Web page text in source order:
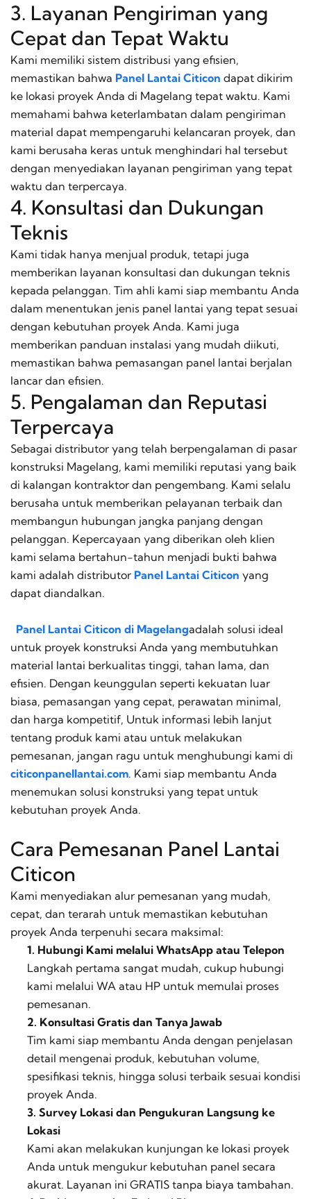
3. Layanan Pengiriman yang
Cepat dan Tepat Waktu
Kami memiliki sistem distribusi yang efisien,
memastikan bahwa Panel Lantai Citicon dapat dikirim
ke lokasi proyek Anda di Magelang tepat waktu. Kami
memahami bahwa keterlambatan dalam pengiriman
material dapat mempengaruhi kelancaran proyek, dan
kami berusaha keras untuk menghindari hal tersebut
dengan menyediakan layanan pengiriman yang tepat
waktu dan terpercaya.
4. Konsultasi dan Dukungan
Teknis
Kami tidak hanya menjual produk, tetapi juga
memberikan layanan konsultasi dan dukungan teknis
kepada pelanggan. Tim ahli kami siap membantu Anda
dalam menentukan jenis panel lantai yang tepat sesuai
dengan kebutuhan proyek Anda. Kami juga
memberikan panduan instalasi yang mudah diikuti,
memastikan bahwa pemasangan panel lantai berjalan
lancar dan efisien.
5. Pengalaman dan Reputasi
Terpercaya
Sebagai distributor yang telah berpengalaman di pasar
konstruksi Magelang, kami memiliki reputasi yang baik
di kalangan kontraktor dan pengembang. Kami selalu
berusaha untuk memberikan pelayanan terbaik dan
membangun hubungan jangka panjang dengan
pelanggan. Kepercayaan yang diberikan oleh klien
kami selama bertahun-tahun menjadi bukti bahwa
kami adalah distributor Panel Lantai Citicon yang
dapat diandalkan.
Panel Lantai Citicon di Magelangadalah solusi ideal
untuk proyek konstruksi Anda yang membutuhkan
material lantai berkualitas tinggi, tahan lama, dan
efisien. Dengan keunggulan seperti kekuatan luar
biasa, pemasangan yang cepat, perawatan minimal,
dan harga kompetitif, Untuk informasi lebih lanjut
tentang produk kami atau untuk melakukan
pemesanan, jangan ragu untuk menghubungi kami di
citiconpanellantai.com. Kami siap membantu Anda
menemukan solusi konstruksi yang tepat untuk
kebutuhan proyek Anda.
Cara Pemesanan Panel Lantai
Citicon
Kami menyediakan alur pemesanan yang mudah,
cepat, dan terarah untuk memastikan kebutuhan
proyek Anda terpenuhi secara maksimal:
1. Hubungi Kami melalui WhatsApp atau Telepon
Langkah pertama sangat mudah, cukup hubungi
kami melalui WA atau HP untuk memulai proses
pemesanan.
2. Konsultasi Gratis dan Tanya Jawab
Tim kami siap membantu Anda dengan penjelasan
detail mengenai produk, kebutuhan volume,
spesifikasi teknis, hingga solusi terbaik sesuai kondisi
proyek Anda.
3. Survey Lokasi dan Pengukuran Langsung ke
Lokasi
Kami akan melakukan kunjungan ke lokasi proyek
Anda untuk mengukur kebutuhan panel secara
akurat. Layanan ini GRATIS tanpa biaya tambahan.